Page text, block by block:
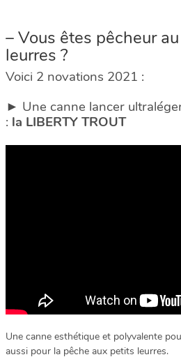
– Vous êtes pêcheur
leurres ?
Voici 2 novations 2021 :
► Une canne lancer
: la LIBERTY TROUT
Une canne esthétique et polyvalente
aussi pour la pêche aux petits leurres.